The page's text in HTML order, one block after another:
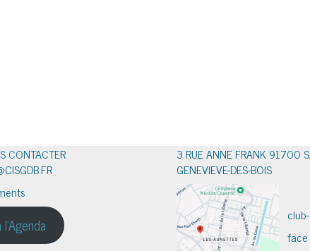
CONTACTER
3 RUE ANNE FRANK 91700
GENEVIEVE-DES-BOIS